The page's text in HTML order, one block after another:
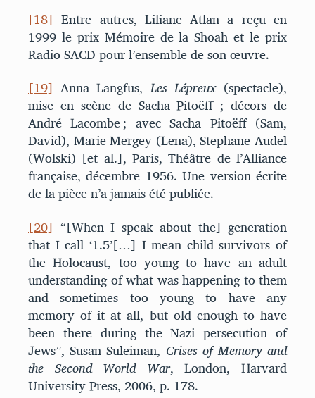
[18] Entre autres, Liliane Atlan a reçu en
1999 le prix Mémoire de la Shoah et le prix
Radio SACD pour l’ensemble de son œuvre.
[19] Anna Langfus,Les Lépreux(spectacle),
mise en scène de Sacha Pitoëff ; décors de
André Lacombe ; avec Sacha Pitoëff (Sam,
David), Marie Mergey (Lena), Stephane Audel
(Wolski) [et al.], Paris, Théâtre de l’Alliance
française, décembre 1956. Une version écrite
de la pièce n’a jamais été publiée.
[20] “[When I speak about the] generation
that I call ‘1.5’[…] I mean child survivors of
the Holocaust, too young to have an adult
understanding of what was happening to them
and sometimes too young to have any
memory of it at all, but old enough to have
been there during the Nazi persecution of
Jews”, Susan Suleiman, Crises of Memory and
the Second World War, London, Harvard
University Press, 2006, p. 178.